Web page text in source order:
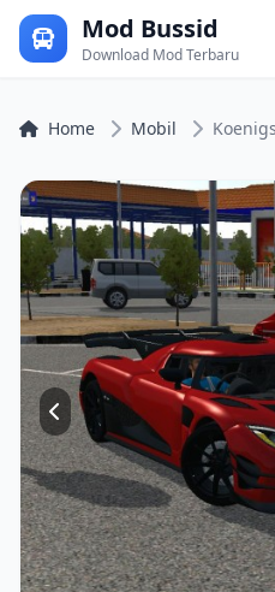
Mod Bussid
Download Mod Terbaru
Home Mobil